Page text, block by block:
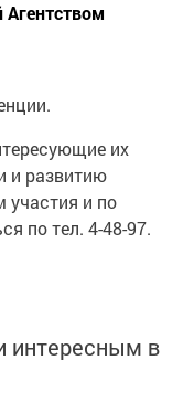
Агентством
их
и развитию
участия и по
по тел. 4-48-97.
интересным в